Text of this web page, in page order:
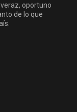
oportuno
de lo que